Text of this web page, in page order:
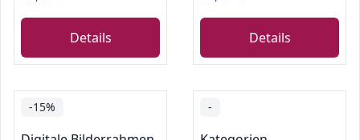
Details Details
-15% -